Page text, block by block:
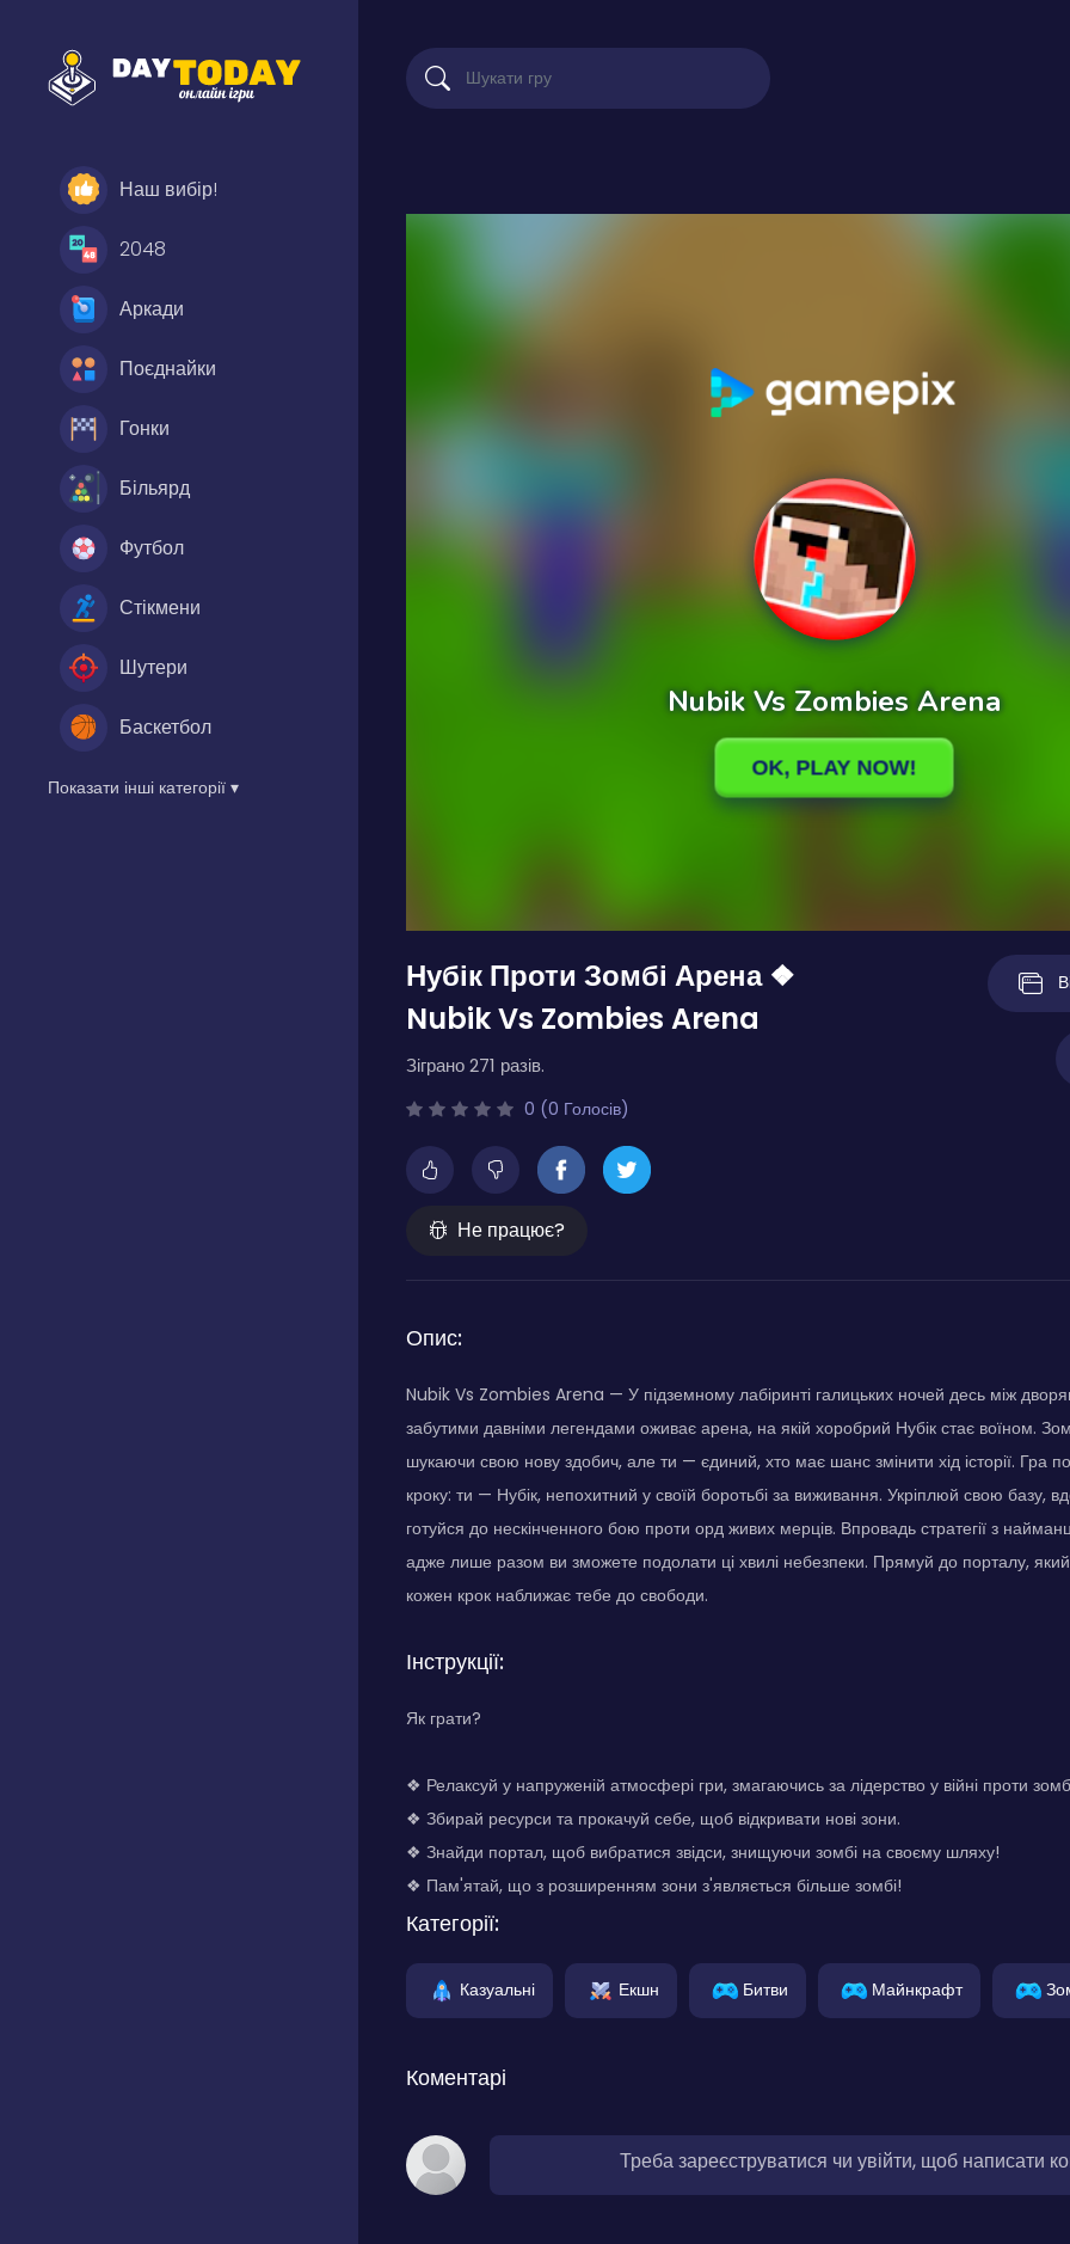
Наш вибір!
2048
Аркади
Поєднайки
Гонки
Більярд
Футбол
Стікмени
Шутери
Баскетбол
Показати інші категорії ▾
Нубік Проти Зомбі Арена ❖
Nubik Vs Zombies Arena
Зіграно 271 разів.
0 (0 Голосів)
Не працює?
Опис:
Nubik Vs Zombies Arena — У підземному лабіринті галицьких ночей десь між
забутими давніми легендами оживає арена, на якій хоробрий Нубік стає воїном.
шукаючи свою нову здобич, але ти — єдиний, хто має шанс змінити хід історії. Гра
кроку: ти — Нубік, непохитний у своїй боротьбі за виживання. Укріплюй свою базу,
готуйся до нескінченного бою проти орд живих мерців. Впровадь стратегії з
адже лише разом ви зможете подолати ці хвилі небезпеки. Прямуй до порталу,
кожен крок наближає тебе до свободи.
Інструкції:
Як грати?
❖ Релаксуй у напруженій атмосфері гри, змагаючись за лідерство у війні проти
❖ Збирай ресурси та прокачуй себе, щоб відкривати нові зони.
❖ Знайди портал, щоб вибратися звідси, знищуючи зомбі на своєму шляху!
❖ Пам'ятай, що з розширенням зони з'являється більше зомбі!
Категорії:
Казуальні Екшн Битви Майнкрафт
Коментарі
Треба зареєструватися чи увійти, щоб написати